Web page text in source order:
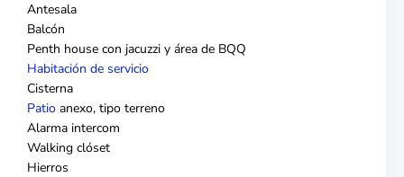
Antesala
Balcón
Penth house con jacuzzi y área de BQQ
Habitación de servicio
Cisterna
Patio anexo, tipo terreno
Alarma intercom
Walking clóset
Hierros